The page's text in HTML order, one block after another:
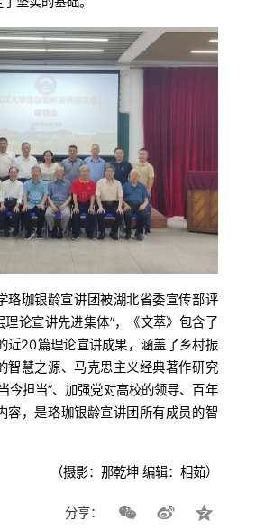
珞珈银龄宣讲团被湖北省委宣传部评
理论宣讲先进集体”，《文萃》包含了
近20篇理论宣讲成果，涵盖了乡村振
智慧之源、马克思主义经典著作研究
今担当”、加强党对高校的领导、百年
容，是珞珈银龄宣讲团所有成员的智
（摄影：那乾坤 编辑：相茹）
分享：